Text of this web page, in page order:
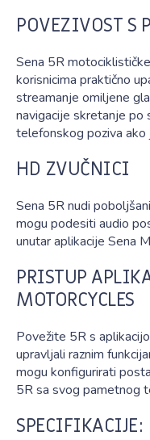
POVEZIVOST S
Sena 5R
korisnicima praktično
streamanje omiljene
navigacije skretanje po
telefonskog poziva ako
HD ZVUČNICI
Sena 5R nudi
mogu podesiti audio
unutar aplikacije Sena
PRISTUP
MOTORCYCLES
Povežite 5R s
upravljali raznim
mogu konfigurirati
5R sa svog pametnog
SPECIFIKACIJE: